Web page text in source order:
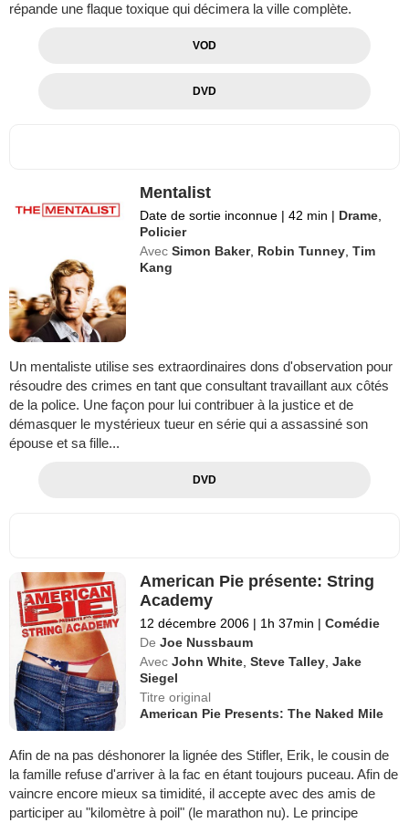
répande une flaque toxique qui décimera la ville complète.
VOD
DVD
Mentalist
Date de sortie inconnue | 42 min | Drame,
Policier
Avec Simon Baker, Robin Tunney,Tim
Kang
Un mentaliste utilise ses extraordinaires dons d'observation pour
résoudre des crimes en tant que consultant travaillant aux côtés
de la police. Une façon pour lui contribuer à la justice et de
démasquer le mystérieux tueur en série qui a assassiné son
épouse et sa fille...
DVD
American Pie présente: String
Academy
12 décembre 2006 | 1h 37min | Comédie
De Joe Nussbaum
Avec John White,Steve Talley,Jake
Siegel
Titre original
American Pie Presents: The Naked Mile
Afin de na pas déshonorer la lignée des Stifler, Erik, le cousin de
la famille refuse d'arriver à la fac en étant toujours puceau. Afin de
vaincre encore mieux sa timidité, il accepte avec des amis de
participer au "kilomètre à poil" (le marathon nu). Le principe